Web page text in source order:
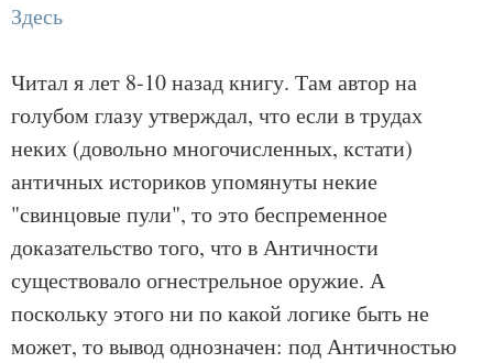
Здесь
Читал я лет 8-10 назад книгу. Там автор на
голубом глазу утверждал, что если в трудах
неких (довольно многочисленных, кстати)
античных историков упомянуты некие
"свинцовые пули", то это беспременное
доказательство того, что в Античности
существовало огнестрельное оружие. А
поскольку этого ни по какой логике быть не
может, то вывод однозначен: под Античностью